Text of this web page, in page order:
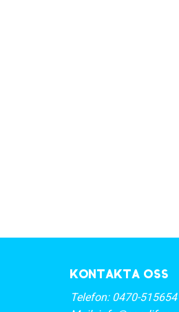
Kontakta oss
Telefon: 0470-515654